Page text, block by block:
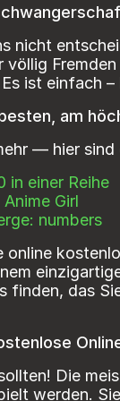
nicht
völlig
ist einfach
am
— hier
in einer Reihe
Girl
numbers
online
finden, das
Die
werden.